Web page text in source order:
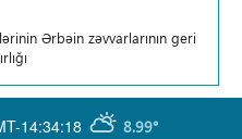
Ərbəin zəvvarlarının geri
14:34:18 8.99°